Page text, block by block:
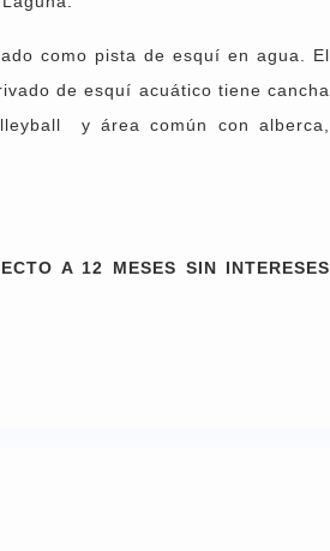
como pista de esquí en agua. El
de esquí acuático tiene cancha
y área común con alberca,
A 12 MESES SIN INTERESES